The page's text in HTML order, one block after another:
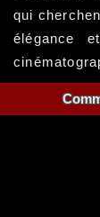
qui
élégance